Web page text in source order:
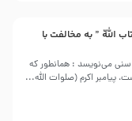
اللّه ” به مخالفت با
خفاجی مصری عالم بزرگ سنی می‌نویسد : همانطور که
پیامبر اکرم (صلوات اللّه...